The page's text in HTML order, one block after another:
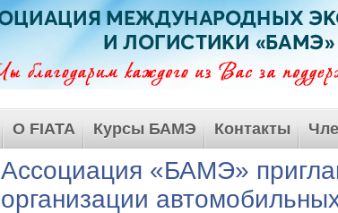
О FIATA Курсы БАМЭ Контакты
Ассоциация «БАМЭ»
организации